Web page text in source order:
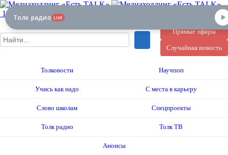
12+
Прямые эфиры
Случайная новость
Толковости Научпоп
Учись как надо С места в карьеру
Слово школам Спецпроекты
Толк радио Толк ТВ
Анонсы
Толк радио LIVE